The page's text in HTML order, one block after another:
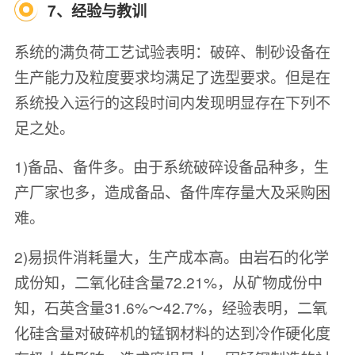
7、经验与教训
系统的满负荷工艺试验表明：破碎、制砂设备在
生产能力及粒度要求均满足了选型要求。但是在
系统投入运行的这段时间内发现明显存在下列不
足之处。
1)备品、备件多。由于系统破碎设备品种多，生
产厂家也多，造成备品、备件库存量大及采购困
难。
2)易损件消耗量大，生产成本高。由岩石的化学
成份知，二氧化硅含量72.21%，从矿物成份中
知，石英含量31.6%～42.7%，经验表明，二氧
化硅含量对破碎机的锰钢材料的达到冷作硬化度